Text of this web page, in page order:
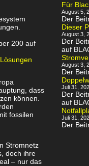
200 auf
dass
können.
fossilen
Stromnetz
doch ihre
– nur das
Für
August 5,
Der
Dieser
August 3,
Der
auf
August 3,
Der
Juli 31,
Der
auf
Juli 31,
Der